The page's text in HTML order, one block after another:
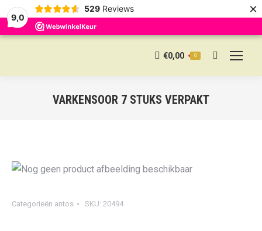
9,0
529 Reviews ×
€0,00 0 Search:
VARKENSOOR 7 STUKS VERPAKT
Categorieën antos SKU: 20494